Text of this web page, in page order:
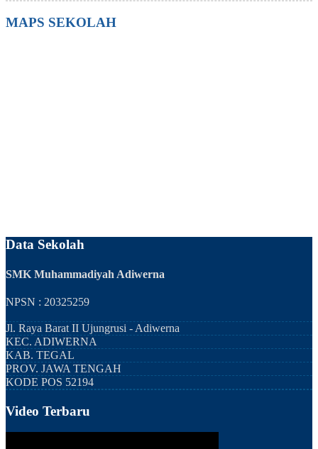
MAPS SEKOLAH
Data Sekolah
SMK Muhammadiyah Adiwerna
NPSN : 20325259
Jl. Raya Barat II Ujungrusi - Adiwerna
KEC. ADIWERNA
KAB. TEGAL
PROV. JAWA TENGAH
KODE POS 52194
Video Terbaru